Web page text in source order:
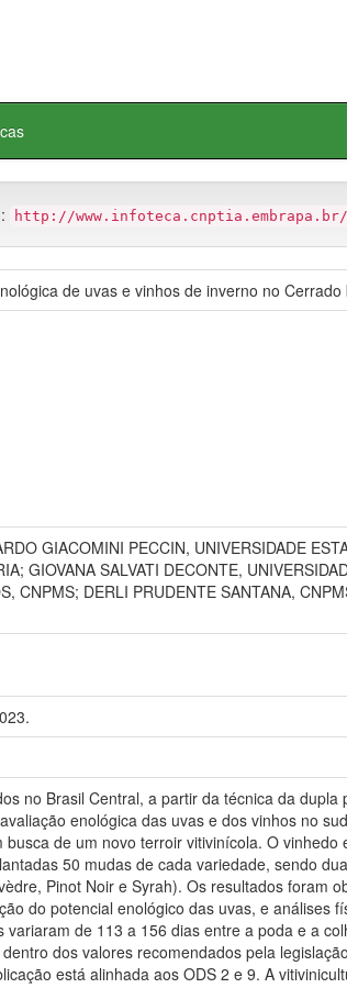
http://
de uvas e vinhos de inverno no Cerrado
GIACOMINI PECCIN, UNIVERSIDADE
GIOVANA SALVATI DECONTE,
CNPMS; DERLI PRUDENTE SANTANA,
no Brasil Central, a partir da técnica da
enológica das uvas e dos vinhos no
de um novo terroir vitivinícola. O
50 mudas de cada variedade, sendo
Pinot Noir e Syrah). Os resultados foram
do potencial enológico das uvas, e
de 113 a 156 dias entre a poda e a
dos valores recomendados pela
está alinhada aos ODS 2 e 9. A